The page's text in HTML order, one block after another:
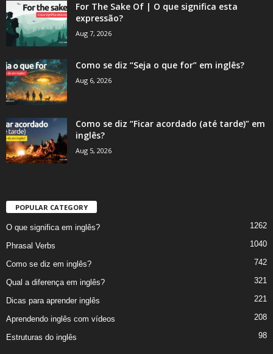
For The Sake Of | O que significa esta
expressão?
Aug 7, 2026
Como se diz “Seja o que for” em inglês?
Aug 6, 2026
Como se diz “Ficar acordado (até tarde)” em
inglês?
Aug 5, 2026
POPULAR CATEGORY
O que significa em inglês? 1262
Phrasal Verbs 1040
Como se diz em inglês? 742
Qual a diferença em inglês? 321
Dicas para aprender inglês 221
Aprendendo inglês com vídeos 208
Estruturas do inglês 98